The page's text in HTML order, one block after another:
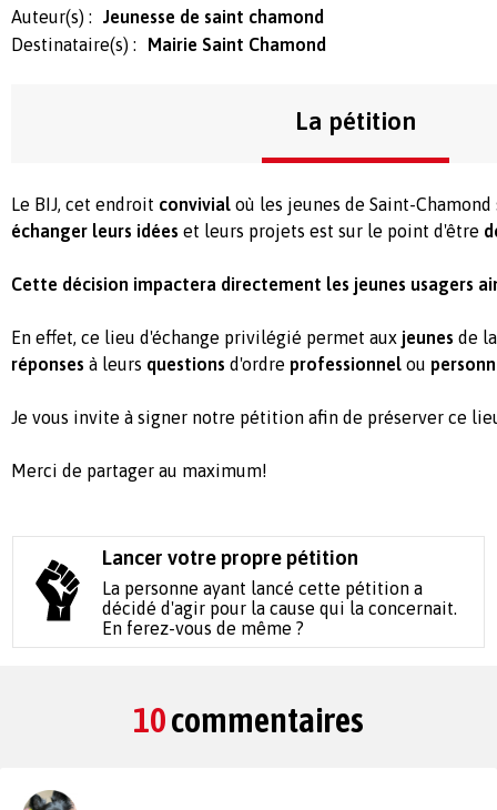
Auteur(s) :
Jeunesse de saint chamond
Destinataire(s) :
Mairie Saint Chamond
La pétition
Le BIJ, cet endroit convivial où les jeunes de Saint-
échanger leurs idées et leurs projets est sur le point d'être
Cette décision impactera directement les jeunes usagers
En effet, ce lieu d'échange privilégié permet aux jeunes de
réponses à leurs questions d'ordre professionnel ou
Je vous invite à signer notre pétition afin de préserver ce
Merci de partager au maximum!
Lancer votre propre pétition
La personne ayant lancé cette pétition a
décidé d'agir pour la cause qui la concernait.
En ferez-vous de même ?
10commentaires